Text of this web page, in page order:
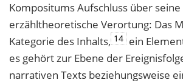
Kompositums Aufschluss über seine
erzähltheoretische Verortung: Das
Kategorie des Inhalts, 14 ein
es gehört zur Ebene der
narrativen Texts beziehungsweise